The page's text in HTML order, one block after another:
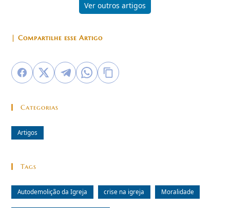
Ver outros artigos
| Compartilhe esse Artigo
Categorias
Artigos
Tags
Autodemolição da Igreja crise na igreja Moralidade